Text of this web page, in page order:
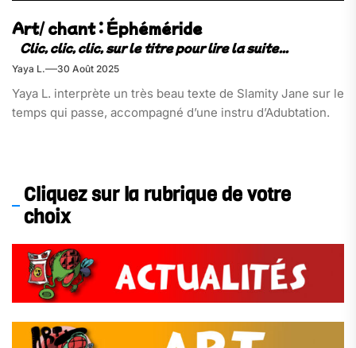
Art/ chant : Éphéméride
Yaya L. 30 Août 2025
Yaya L. interprète un très beau texte de Slamity Jane sur le
temps qui passe, accompagné d’une instru d’Adubtation.
Cliquez sur la rubrique de votre
choix